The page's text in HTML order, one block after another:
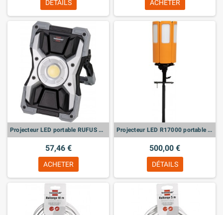
DÉTAILS ACHETER
Projecteur LED portable RUFUS 1500 MA rechargeable 1500lm IP65 15W autonomie 25h câble USB fournie
57,46 €
ACHETER
Projecteur LED R17000 portable 360° avec trépieds TS300 - 17000lm - 200W
500,00 €
DÉTAILS